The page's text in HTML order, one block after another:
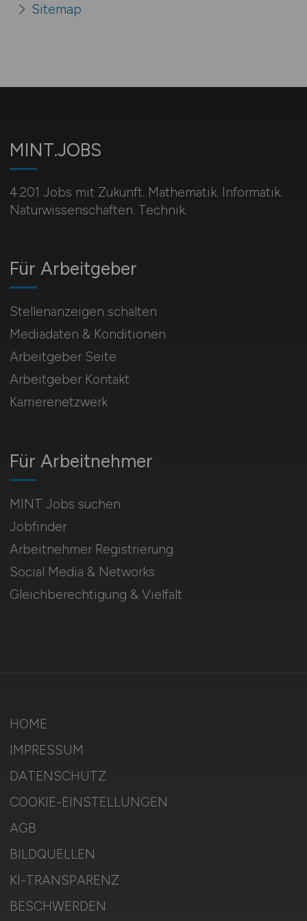
Sitemap
MINT.JOBS
4.201 Jobs mit Zukunft. Mathematik. Informatik.
Naturwissenschaften. Technik.
Für Arbeitnehmer
MINT Jobs suchen
Jobfinder
Arbeitnehmer Registrierung
Social Media & Networks
Gleichberechtigung & Vielfalt
Für Arbeitgeber
Stellenanzeigen schalten
Mediadaten & Konditionen
Arbeitgeber Seite
Arbeitgeber Kontakt
Karrierenetzwerk
HOME
IMPRESSUM
DATENSCHUTZ
COOKIE-EINSTELLUNGEN
AGB
BILDQUELLEN
KI-TRANSPARENZ
BESCHWERDEN